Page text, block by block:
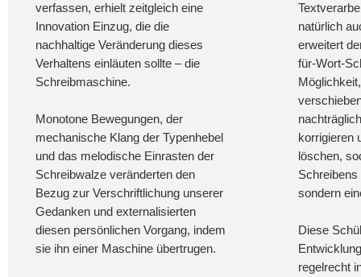
verfassen, erhielt zeitgleich eine
Innovation Einzug, die die
nachhaltige Veränderung dieses
Verhaltens einläuten sollte – die
Schreibmaschine.
Monotone Bewegungen, der
mechanische Klang der Typenhebel
und das melodische Einrasten der
Schreibwalze veränderten den
Bezug zur Verschriftlichung unserer
Gedanken und externalisierten
diesen persönlichen Vorgang, indem
sie ihn einer Maschine übertrugen.
natürlich
erweitert
für-Wort-
korrigieren
löschen,
sondern
Diese
regelrecht